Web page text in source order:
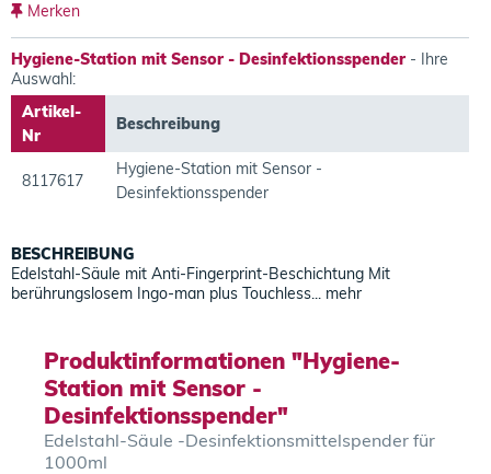
Merken
Hygiene-Station mit Sensor - Desinfektionsspender - Ihre
Auswahl:
Artikel-
Nr
Beschreibung
8117617
Hygiene-Station mit Sensor -
Desinfektionsspender
BESCHREIBUNG
Edelstahl-Säule mit Anti-Fingerprint-Beschichtung Mit
berührungslosem Ingo-man plus Touchless... mehr
Produktinformationen "Hygiene-
Station mit Sensor -
Desinfektionsspender"
Edelstahl-Säule -Desinfektionsmittelspender für
1000ml